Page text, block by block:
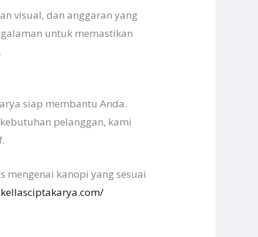
visual, dan anggaran yang
untuk memastikan
siap membantu Anda.
pelanggan, kami
kanopi yang sesuai